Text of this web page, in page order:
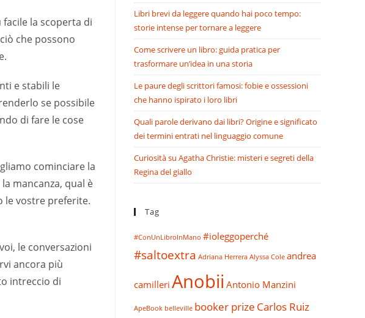
la scoperta di
che possono
e stabili le
se possibile
di fare le cose
cominciare la
mancanza, qual è
le vostre preferite.
le conversazioni
ancora più
intreccio di
Libri brevi da leggere quando hai poco tempo:
storie intense per tornare a leggere
Come scrivere un libro: guida pratica per
trasformare un’idea in una storia
Le paure degli scrittori famosi: fobie e ossessioni
che hanno ispirato i loro libri
Quali parole derivano dai libri? Origine e significato
dei termini entrati nel linguaggio comune
Curiosità su Agatha Christie: misteri e segreti della
Regina del giallo
Tag
#ConUnLibroInMano #ioleggoperché
#saltoextra Adriana Herrera Alyssa Cole andrea
camilleri Anobii Antonio Manzini
ApeBook belleville booker prize Carlos Ruiz